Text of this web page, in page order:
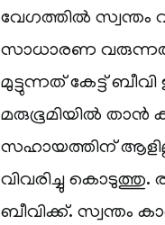
വേഗത്തിൽ സ്വന്തം
സാധാരണ
മുട്ടുന്നത് കേട്ട്
മരുഭൂമിയിൽ താൻ
സഹായത്തിന്
വിവരിച്ചു കൊടുത്തു.
ബീവിക്ക്. സ്വന്തം